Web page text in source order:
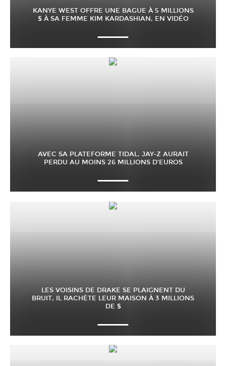
KANYE WEST OFFRE UNE BAGUE À 5 MILLIONS
$ À SA FEMME KIM KARDASHIAN, EN VIDÉO
AVEC SA PLATEFORME TIDAL, JAY-Z AURAIT
PERDU AU MOINS 26 MILLIONS D’EUROS
LES VOISINS DE DRAKE SE PLAIGNENT DU
BRUIT, IL RACHÈTE LEUR MAISON À 3 MILLIONS
DE $